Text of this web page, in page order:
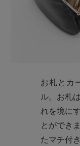
お札とカ
ル。お札
れを境に
とができ
たマチ付